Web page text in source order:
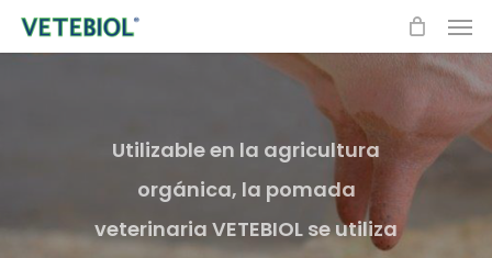
Skip
to
Utilizable en la agricultura
orgánica, la pomada
veterinaria VETEBIOL se utiliza